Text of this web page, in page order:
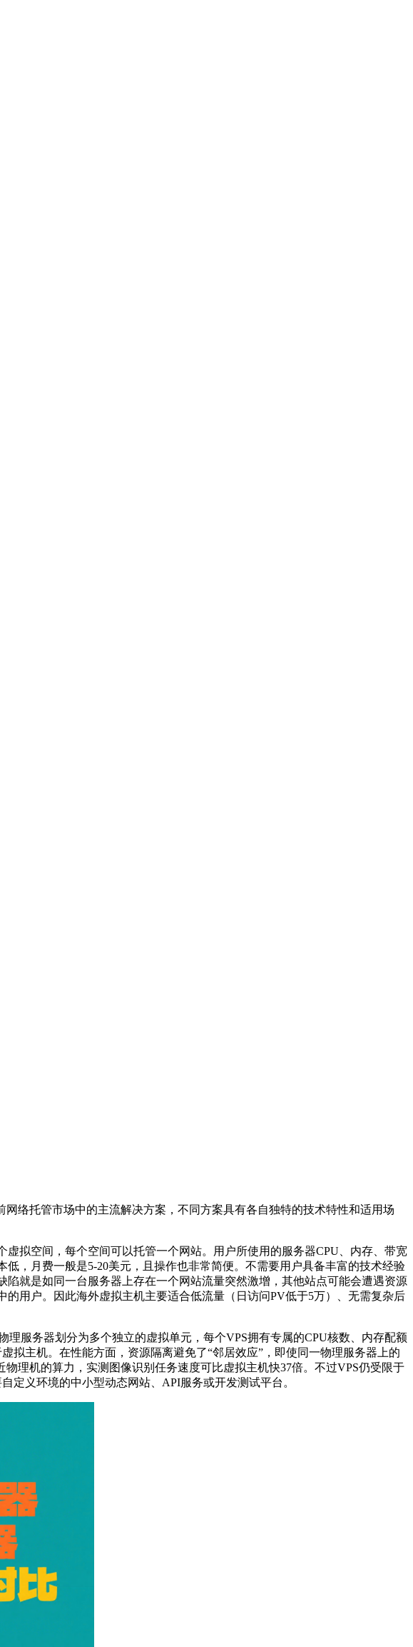
网络托管市场中的主流解决方案，不同方案具有各自独特的技术特性和适用场
拟空间，每个空间可以托管一个网站。用户所使用的服务器CPU 、内存、带宽
低，月费一般是5-20美元，且操作也非常简便。不需要用户具备丰富的技术经验
就是如同一台服务器上存在一个网站流量突然激增，其他站点可能会遭遇资源
用户。因此海外虚拟主机主要适合低流量（日访问PV低于5万）、无需复杂后
理服务器划分为多个独立的虚拟单元，每个VPS拥有专属的CPU核数、内存配额
拟主机。在性能方面，资源隔离避免了“邻居效应”，即使同一物理服务器上的
物理机的算力，实测图像识别任务速度可比虚拟主机快37倍。不过VPS仍受限于
定义环境的中小型动态网站、 API服务或开发测试平台。